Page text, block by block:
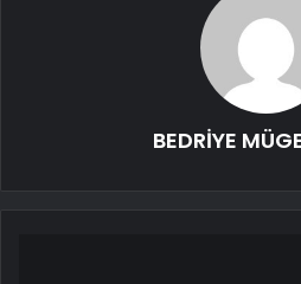
BEDRİYE